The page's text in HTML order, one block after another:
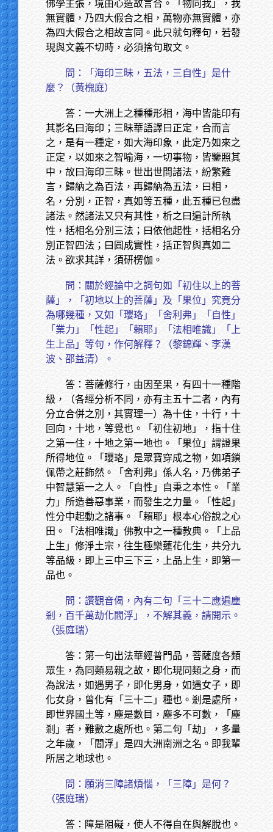
佛學主張，境由心造故言合。「物同我」，我
無實體，乃四大假合之相，萬物亦無實體，亦
為四大假合之相故言同。此只就句釋句，若發
現與文義不切時，必須捨句取文。
問：「海印三昧，五法，三自性」是什
麼？（黃槐庭）
答：一大洲上之種種形相，海中皆能印有
其影名曰海印；三昧華語譯曰正定，合而言
之，是有一種定，如大海印象，此定乃如來之
正定，以如來之智喻海，一切事物，皆鑒照其
中，故曰海印三昧。世出世間諸法，紛繁難
言，歸納之為百法，再歸納為五法，曰相，
名，分別，正智，真如等五種，此五種已包盡
諸法。然諸法又只有其性，析之曰遍計所執
性，括相名分別三法；曰依他起性，括相名分
別正智四法；曰圓成實性，括正智與真如二
法。欲求其詳，須研楞伽。
問：關於經論中之詞句如「初住以上的菩
薩」，「初地以上的菩薩」及「果位」究竟分
為哪幾種，又如「瓔珞」「舍利弗」「自性」
「業力」「性起」「賴耶」「法相唯識」「上
生上品」等句，作何解釋？（黎錦輝、李漢
波、邵益清）。
答：菩薩修行，由因至果，有四十一種階
級，（各經分析不同，亦有主五十二者，內有
分立合併之別，其實理一）為十住，十行，十
回向，十地，等覺也。「初住初地」，指十住
之第一住，十地之第一地也。「果位」謂證果
所得地位。「瓔珞」是眾寶穿成之物，如項鎖
佩帶之莊飾然。「舍利弗」係人名，乃佛弟子
中智慧第一之人。「自性」自秉之本性。「業
力」所造善惡事業，而發生之力量。「性起」
性分中起動之諸事。「賴耶」根本心俗說之心
田。「法相唯識」佛教中之一種教典。「上品
上生」修淨土宗，往生極樂蓮花化生，共分九
等品級，即上三中三下三，上品上生，即第一
品也。
問：讚觀音偈，內有二句「三十二應遍塵
剎，百千萬劫化閻浮」，不解其義，請開示。
（張庭瑞）
答：第一句出法華經普門品，菩薩度各類
眾生，為同類易親之故，即化現同類之身，而
為說法，如遇男子，即化男身，如遇女子，即
化女身，曾化有「三十二」種也。剎是處所，
即世界國土等，塵是數目，塵多不可數，「塵
剎」者，難數之處所也。第二句「劫」，多量
之年歲，「閻浮」是四大洲南洲之名。即我輩
所居之地球也。
問：願消三障諸煩惱，「三障」是何？
（張庭瑞）
答：障是阻礙，使人不得自在與解脫也。